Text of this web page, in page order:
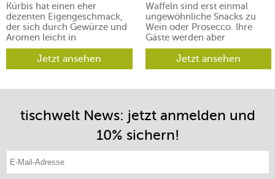
Kürbis hat einen eher
dezenten Eigengeschmack,
der sich durch Gewürze und
Aromen leicht in
verschiedene Richtungen
lenken lässt.Jetzt ansehen
Waffeln sind erst einmal
ungewöhnliche Snacks zu
Wein oder Prosecco. Ihre
Gäste werden aber
begeistert sein.
Jetzt ansehen
tischwelt News: jetzt anmelden und
10% sichern!
E-Mail-Adresse eintragen